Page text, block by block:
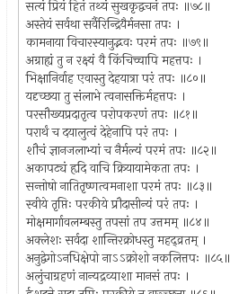
सत्यं प्रियं हितं तथ्यं सुखकृद्वचनं तपः ॥७८॥
अस्तेयं सर्वथा सर्वैरिन्द्रियैर्मनसा तपः ।
कामनाया विचारस्यानुद्भवः परमं तपः ॥७९॥
अग्राह्यं तु न रक्ष्यं वै किंचिच्चापि महत्तपः ।
भिक्षानिर्वाह एवास्तु देहयात्रा परं तपः ॥८०॥
यदृच्छया तु संलाभे त्वनासक्तिर्महत्तपः ।
परसौख्यप्रदातृत्व परोपकरणं तपः ॥८१॥
परार्थं च दयालुत्वं देहेनापि परं तपः ।
शौचं ज्ञानजलाभ्यां च नैर्मल्यं परमं तपः ॥८२॥
अकापट्यं हृदि वाचि क्रियायामेकता तपः ।
सन्तोषो नातितृष्णत्वमनाशा परमं तपः ॥८३॥
स्वीये तृप्तिः परकीये प्रौदासीन्यं परं तपः ।
मोक्षमार्गावलम्बस्तु तपसां तप उत्तमम् ॥८४॥
अक्लेशः सर्वदा शान्तिरक्रोधस्तु महद्व्रतम् ।
अनुद्वेगोऽनधिक्षेपो नाऽऽक्रोशो नकलित्तपः ॥८५॥
अलुंचाग्रहणं नान्यद्रव्याशा मानसं तपः ।